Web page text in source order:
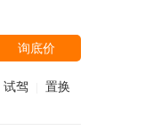
询底价
试驾 置换